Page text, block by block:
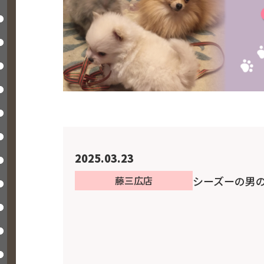
2025.03.23
藤三広店 シーズーの男